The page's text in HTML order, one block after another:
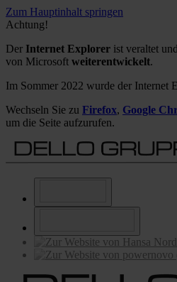
Zum Hauptinhalt springen
Achtung!
Der Internet Explorer ist veraltet
von Microsoft weiterentwickelt.
Im Sommer 2022 wurde der Internet
Wechseln Sie zu Firefox, Google
um die Seite aufzurufen.